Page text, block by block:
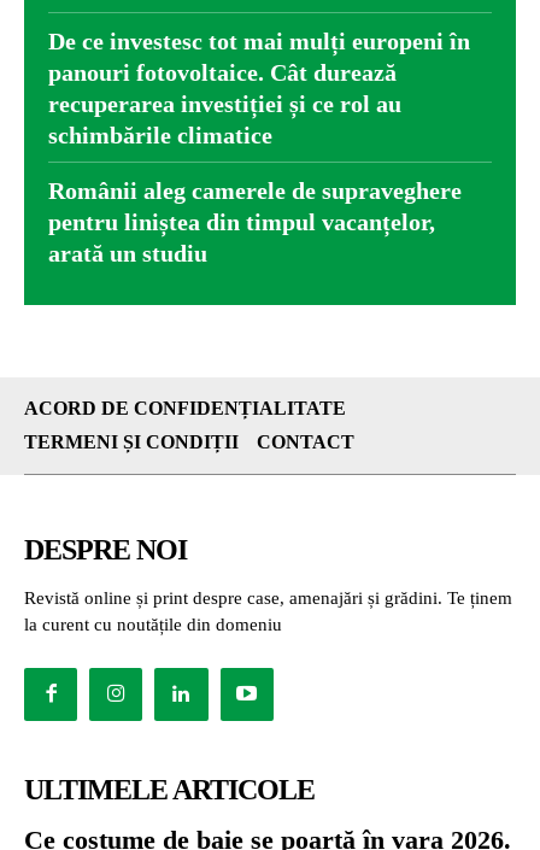
De ce investesc tot mai mulți europeni în
panouri fotovoltaice. Cât durează
recuperarea investiției și ce rol au
schimbările climatice
Românii aleg camerele de supraveghere
pentru liniștea din timpul vacanțelor,
arată un studiu
ACORD DE CONFIDENȚIALITATE
TERMENI ȘI CONDIȚII
CONTACT
DESPRE NOI
Revistă online și print despre case, amenajări și grădini. Te ținem
la curent cu noutățile din domeniu
ULTIMELE ARTICOLE
Ce costume de baie se poartă în vara 2026.